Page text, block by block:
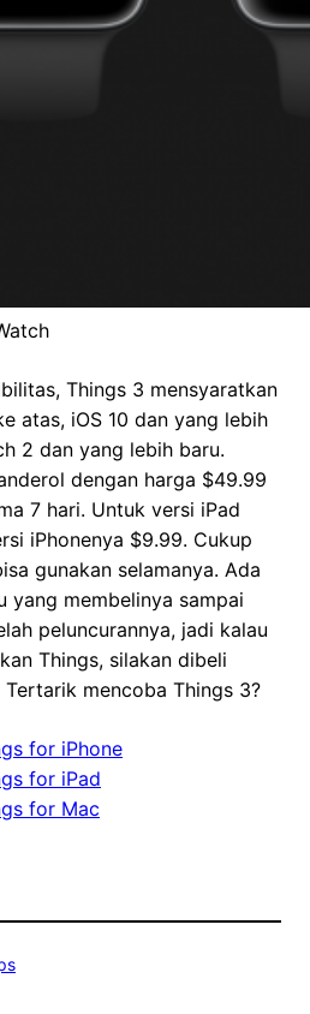
Things 3 mensyaratkan
atas, iOS 10 dan yang lebih
2 dan yang lebih baru.
dengan harga $49.99
7 hari. Untuk versi iPad
iPhonenya $9.99. Cukup
gunakan selamanya. Ada
yang membelinya sampai
peluncurannya, jadi kalau
Things, silakan dibeli
mencoba Things 3?
for iPhone
for iPad
for Mac